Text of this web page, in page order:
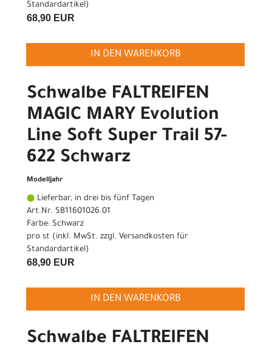
Standardartikel)
68,90 EUR
IN DEN WARENKORB
Schwalbe FALTREIFEN
MAGIC MARY Evolution
Line Soft Super Trail 57-
622 Schwarz
Modelljahr
Lieferbar, in drei bis fünf Tagen
Art.Nr. SB11601026.01
Farbe: Schwarz
pro st (inkl. MwSt. zzgl. Versandkosten für
Standardartikel)
68,90 EUR
IN DEN WARENKORB
Schwalbe FALTREIFEN